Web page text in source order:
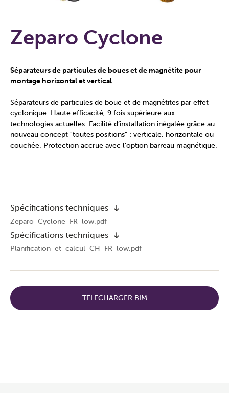
Zeparo Cyclone
Séparateurs de particules de boues et de magnétite pour
montage horizontal et vertical
Séparateurs de particules de boue et de magnétites par effet
cyclonique. Haute efficacité, 9 fois supérieure aux
technologies actuelles. Facilité d’installation inégalée grâce au
nouveau concept "toutes positions" : verticale, horizontale ou
couchée. Protection accrue avec l’option barreau magnétique.
Spécifications techniques
Zeparo_Cyclone_FR_low.pdf
Spécifications techniques
Planification_et_calcul_CH_FR_low.pdf
TELECHARGER BIM